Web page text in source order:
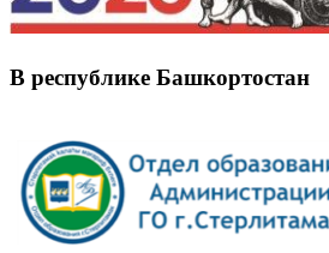
В республике Башкортостан